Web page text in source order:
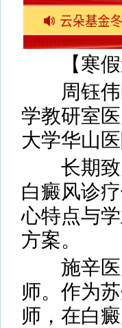
【寒假
周钰伟
学教研室
大学华山
长期致
白癜风诊
心特点与
方案。
施辛医
师。作为
师，在白